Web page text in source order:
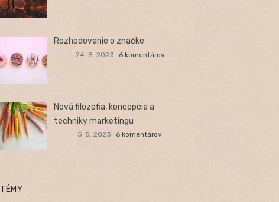
Rozhodovanie o značke
24. 8. 2023 6 komentárov
Nová filozofia, koncepcia a
techniky marketingu
5. 5. 2023 6 komentárov
TÉMY